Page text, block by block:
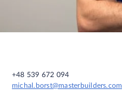
+48 539 672 094
michal.borst@masterbuilders.com